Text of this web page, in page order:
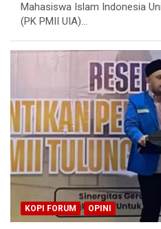
Mahasiswa Islam Indonesia
(PK PMII UIA)…
KOPI FORUM OPINI